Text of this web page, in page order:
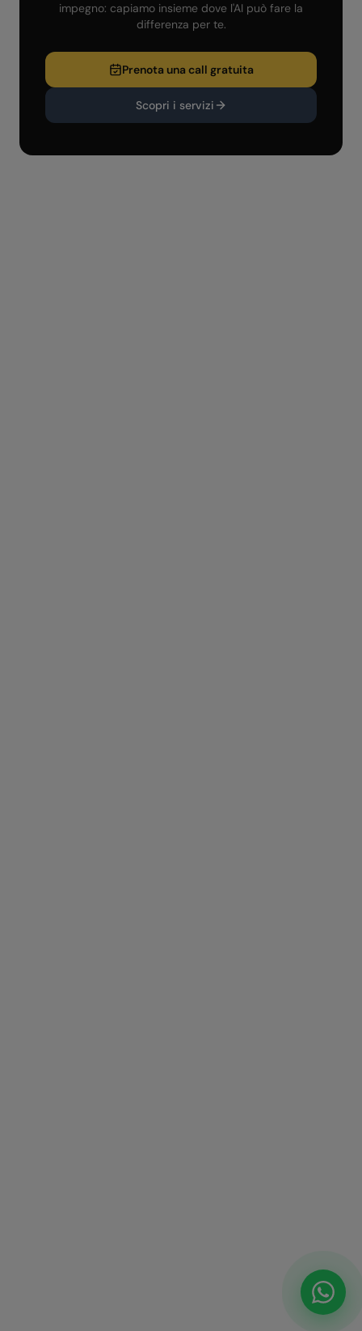
impegno: capiamo insieme dove l'AI può fare la
differenza per te.
Prenota una call gratuita
Scopri i servizi